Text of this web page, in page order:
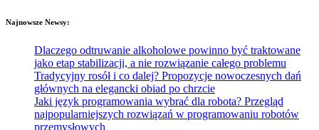
Najnowsze Newsy:
Dlaczego odtruwanie alkoholowe powinno być traktowane
jako etap stabilizacji, a nie rozwiązanie całego problemu
Tradycyjny rosół i co dalej? Propozycje nowoczesnych dań
głównych na elegancki obiad po chrzcie
Jaki język programowania wybrać dla robota? Przegląd
najpopularniejszych rozwiązań w programowaniu robotów
przemysłowych